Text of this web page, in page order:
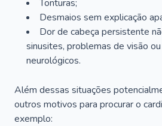
Tonturas;
Desmaios sem explicação
Dor de cabeça persistente
sinusites, problemas de visão
neurológicos.
Além dessas situações
outros motivos para procurar o
exemplo: